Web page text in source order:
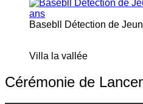
Basebll Détection de
Villa la vallée
Cérémonie de